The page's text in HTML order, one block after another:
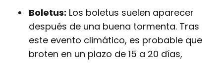
Boletus: Los boletus suelen aparecer
después de una buena tormenta. Tras
este evento climático, es probable que
broten en un plazo de 15 a 20 días,